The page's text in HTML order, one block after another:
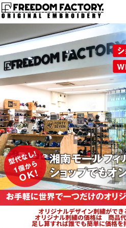
オリジナルデザイン刺繍がで
オリジナル刺繍の価格は 商品
足し算すれば誰でも簡単に価格を